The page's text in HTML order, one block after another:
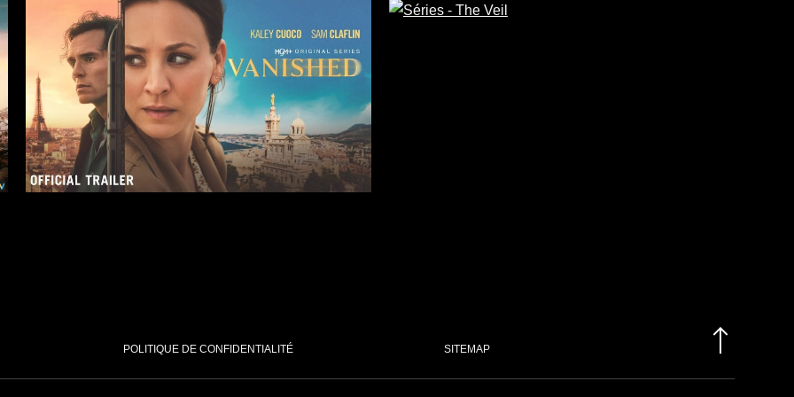
4 x 50
Drame
Thriller
Viard, Matthias Schweighöfer, Simon
Fragile Films, Peninsula Film
4 x 45
Docudrama
Réalisateur : Quentin Domart
Pernel Media pour RMCD
POLITIQUE DE CONFIDENTIALITÉ SITEMAP